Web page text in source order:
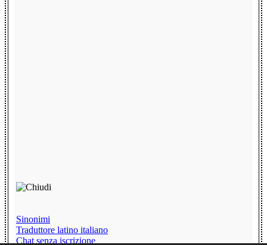
Sinonimi
Traduttore latino italiano
Chat senza iscrizione